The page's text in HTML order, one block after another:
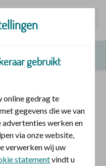
plan een
gezondheidgeven wij
gebruikt
online gedrag te
gegevens die we van
advertenties werken en
via onze website,
verwerken wij uw
statementvindt u